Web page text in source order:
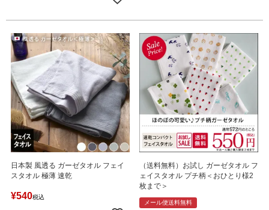
日本製 風透る ガーゼタオル フェイ
スタオル 極薄 速乾
¥540税込
（送料無料）お試し ガーゼタオル フ
ェイスタオル プチ柄＜おひとり様2
枚まで＞
メール便送料無料